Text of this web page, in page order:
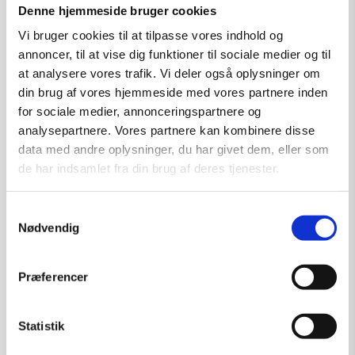
Denne hjemmeside bruger cookies
Vi bruger cookies til at tilpasse vores indhold og
annoncer, til at vise dig funktioner til sociale medier og til
at analysere vores trafik. Vi deler også oplysninger om
din brug af vores hjemmeside med vores partnere inden
for sociale medier, annonceringspartnere og
analysepartnere. Vores partnere kan kombinere disse
data med andre oplysninger, du har givet dem, eller som
de har indsamlet fra din brug af deres tjenester.
Nødvendig
Præferencer
Statistik
Læs mere
SOLGT